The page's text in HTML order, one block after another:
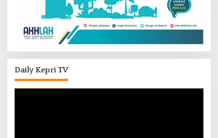
Daily Kepri TV